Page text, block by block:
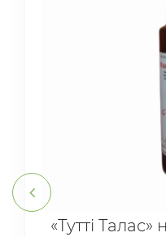
«Тутті